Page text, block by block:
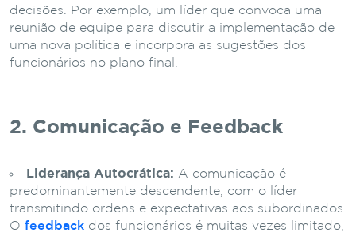
decisões. Por exemplo, um líder que convoca uma
reunião de equipe para discutir a implementação de
uma nova política e incorpora as sugestões dos
funcionários no plano final.
2. Comunicação e Feedback
Liderança Autocrática: A comunicação é
predominantemente descendente, com o líder
transmitindo ordens e expectativas aos subordinados.
O feedback dos funcionários é muitas vezes limitado,